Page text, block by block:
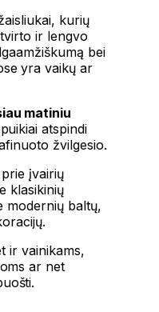
kurių
ir lengvo
bei
yra vaikų ar
matiniu
atspindi
žvilgesio.
prie įvairių
klasikinių
modernių baltų,
ir vainikams,
ar net